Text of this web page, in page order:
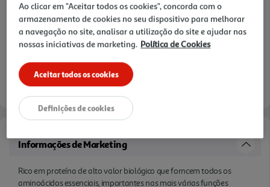
Informações de Marketing
Rico em proteína de alto valor biológico que forncem todos os
aminoácidos essenciais, importantes nas mais várias funções
Ao clicar em "Aceitar todos os cookies", concorda com o
armazenamento de cookies no seu dispositivo para melhorar
a navegação no site, analisar a utilização do site e ajudar nas
nossas iniciativas de marketing. Política de Cookies
Aceitar todos os cookies
Definições de cookies